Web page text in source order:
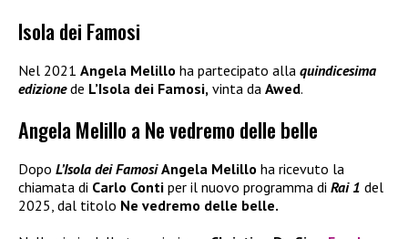
Isola dei Famosi
Nel 2021 Angela Melillo ha partecipato alla quindicesima
edizionede L’Isola dei Famosi, vinta da Awed.
Angela Melillo a Ne vedremo delle belle
Dopo L’Isola dei FamosiAngela Melillo ha ricevuto la
chiamata di Carlo Conti per il nuovo programma di Rai 1 del
2025, dal titolo Ne vedremo delle belle.